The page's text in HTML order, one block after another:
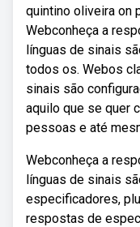
quintino oliveira on
Webconheça a
línguas de sinais
todos os. Webos
sinais são
aquilo que se quer
pessoas e até
Webconheça a
línguas de sinais
especificadores,
respostas de